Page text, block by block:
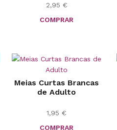
2,95 €
COMPRAR
Meias Curtas Brancas
de Adulto
1,95€
COMPRAR